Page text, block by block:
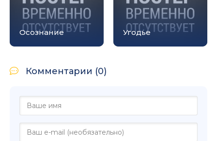
Осознание Угодье
Комментарии (0)